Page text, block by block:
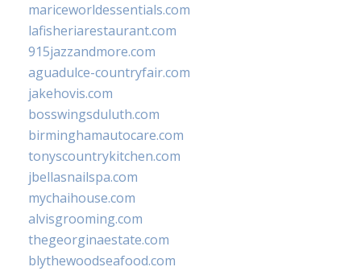
mariceworldessentials.com
lafisheriarestaurant.com
915jazzandmore.com
aguadulce-countryfair.com
jakehovis.com
bosswingsduluth.com
birminghamautocare.com
tonyscountrykitchen.com
jbellasnailspa.com
mychaihouse.com
alvisgrooming.com
thegeorginaestate.com
blythewoodseafood.com